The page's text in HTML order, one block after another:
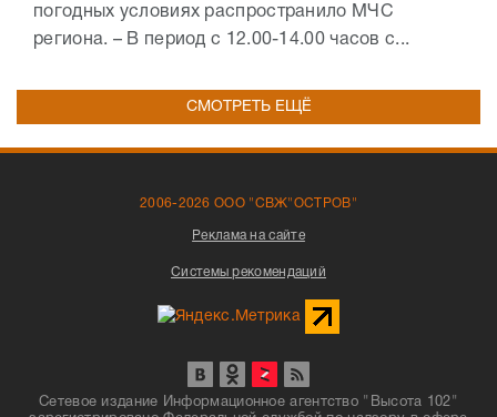
погодных условиях распространило МЧС
региона. – В период с 12.00-14.00 часов с...
СМОТРЕТЬ ЕЩЁ
2006-2026 ООО "СВЖ"ОСТРОВ"
Реклама на сайте
Системы рекомендаций
Сетевое издание Информационное агентство "Высота 102"